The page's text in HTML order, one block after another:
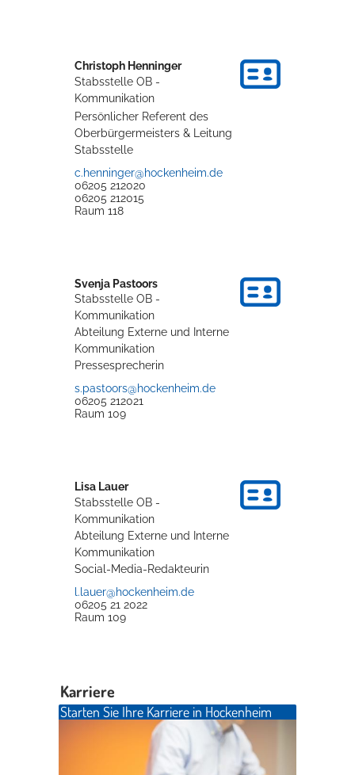
Christoph Henninger
Stabsstelle OB -
Kommunikation
Persönlicher Referent des
Oberbürgermeisters & Leitung
Stabsstelle
c.henninger@hockenheim.de
06205 212020
06205 212015
Raum 118
Svenja Pastoors
Stabsstelle OB -
Kommunikation
Abteilung Externe und Interne
Kommunikation
Pressesprecherin
s.pastoors@hockenheim.de
06205 212021
Raum 109
Lisa Lauer
Stabsstelle OB -
Kommunikation
Abteilung Externe und Interne
Kommunikation
Social-Media-Redakteurin
l.lauer@hockenheim.de
06205 21 2022
Raum 109
Karriere
Starten Sie Ihre Karriere in Hockenheim